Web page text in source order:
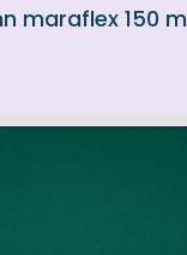
maraflex 150 m